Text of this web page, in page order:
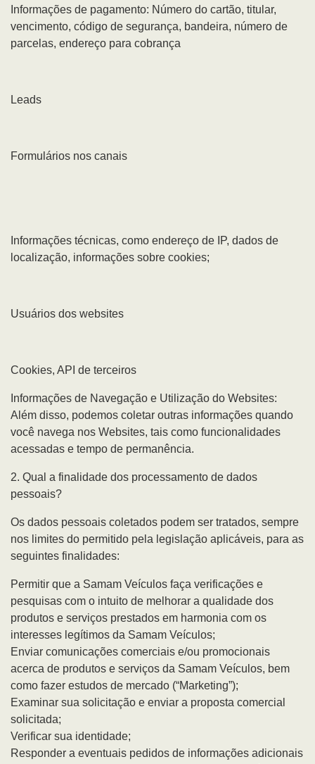
Informações de pagamento: Número do cartão, titular,
vencimento, código de segurança, bandeira, número de
parcelas, endereço para cobrança
Leads
Formulários nos canais
Informações técnicas, como endereço de IP, dados de
localização, informações sobre cookies;
Usuários dos websites
Cookies, API de terceiros
Informações de Navegação e Utilização do Websites:
Além disso, podemos coletar outras informações quando
você navega nos Websites, tais como funcionalidades
acessadas e tempo de permanência.
2. Qual a finalidade dos processamento de dados
pessoais?
Os dados pessoais coletados podem ser tratados, sempre
nos limites do permitido pela legislação aplicáveis, para as
seguintes finalidades:
Permitir que a Samam Veículos faça verificações e
pesquisas com o intuito de melhorar a qualidade dos
produtos e serviços prestados em harmonia com os
interesses legítimos da Samam Veículos;
Enviar comunicações comerciais e/ou promocionais
acerca de produtos e serviços da Samam Veículos, bem
como fazer estudos de mercado (“Marketing”);
Examinar sua solicitação e enviar a proposta comercial
solicitada;
Verificar sua identidade;
Responder a eventuais pedidos de informações adicionais